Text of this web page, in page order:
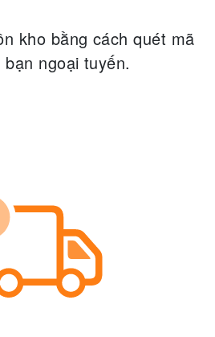
kho bằng cách quét mã
ngoại tuyến.